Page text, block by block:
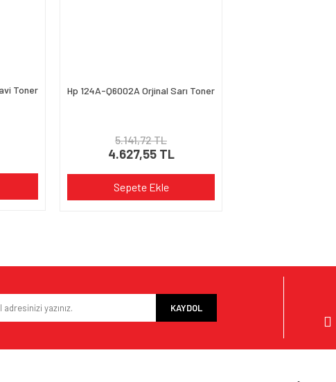
Gönder
Toner Hp 124A-Q6002A Orjinal Sarı Toner
5.141,72 TL
4.627,55 TL
Sepete Ekle
KAYDOL